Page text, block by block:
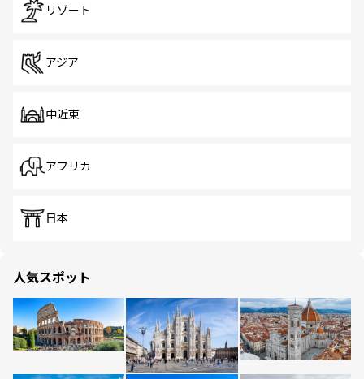
リゾート
アジア
中近東
アフリカ
日本
人気スポット